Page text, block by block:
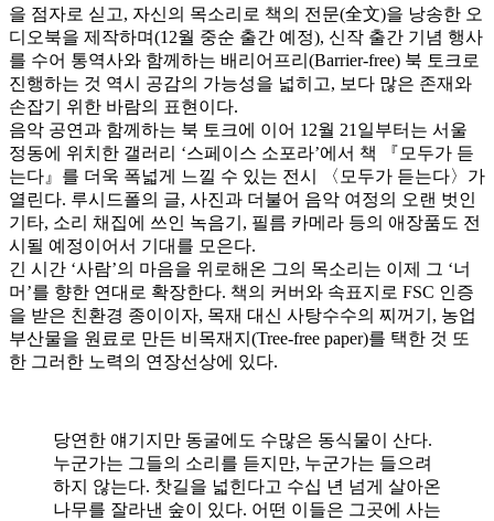
을 점자로 싣고, 자신의 목소리로 책의 전문(全文)을 낭송한 오
디오북을 제작하며(12월 중순 출간 예정), 신작 출간 기념 행사
를 수어 통역사와 함께하는 배리어프리(Barrier-free) 북 토크로
진행하는 것 역시 공감의 가능성을 넓히고, 보다 많은 존재와
손잡기 위한 바람의 표현이다.
음악 공연과 함께하는 북 토크에 이어 12월 21일부터는 서울
정동에 위치한 갤러리 ‘스페이스 소포라’에서 책 『모두가 듣
는다』를 더욱 폭넓게 느낄 수 있는 전시 〈모두가 듣는다〉가
열린다. 루시드폴의 글, 사진과 더불어 음악 여정의 오랜 벗인
기타, 소리 채집에 쓰인 녹음기, 필름 카메라 등의 애장품도 전
시될 예정이어서 기대를 모은다.
긴 시간 ‘사람’의 마음을 위로해온 그의 목소리는 이제 그 ‘너
머’를 향한 연대로 확장한다. 책의 커버와 속표지로 FSC 인증
을 받은 친환경 종이이자, 목재 대신 사탕수수의 찌꺼기, 농업
부산물을 원료로 만든 비목재지(Tree-free paper)를 택한 것 또
한 그러한 노력의 연장선상에 있다.
당연한 얘기지만 동굴에도 수많은 동식물이 산다.
누군가는 그들의 소리를 듣지만, 누군가는 들으려
하지 않는다. 찻길을 넓힌다고 수십 년 넘게 살아온
나무를 잘라낸 숲이 있다. 어떤 이들은 그곳에 사는